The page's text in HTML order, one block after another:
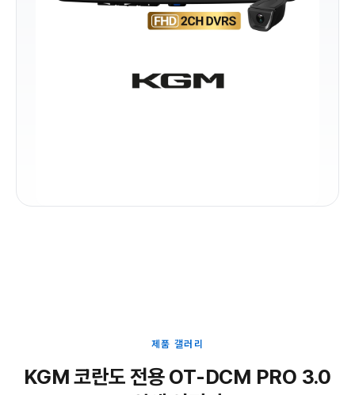
제품 갤러리
KGM 코란도 전용 OT-DCM PRO 3.0